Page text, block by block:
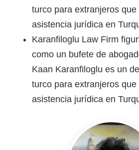
turco para extranjeros que
asistencia jurídica en
Karanfiloglu Law Firm
como un bufete de
Kaan Karanfiloglu es un
turco para extranjeros que
asistencia jurídica en